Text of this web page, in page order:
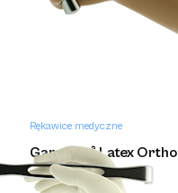
Rękawice medyczne
Gammex ® Latex Ortho